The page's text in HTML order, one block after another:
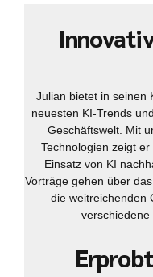
Julian bietet in seinen
neuesten KI-Trends
Geschäftswelt. Mit
Technologien zeigt
Einsatz von KI
Vorträge gehen über
die weitreichenden
verschiedene